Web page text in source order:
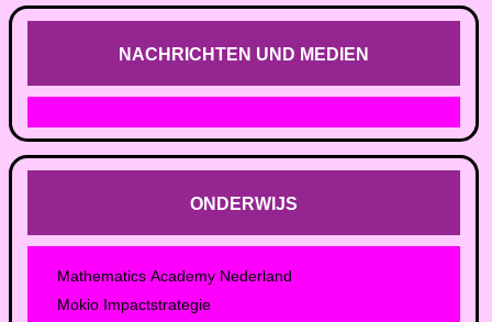
NACHRICHTEN UND MEDIEN
ONDERWIJS
Mathematics Academy Nederland
Mokio Impactstrategie